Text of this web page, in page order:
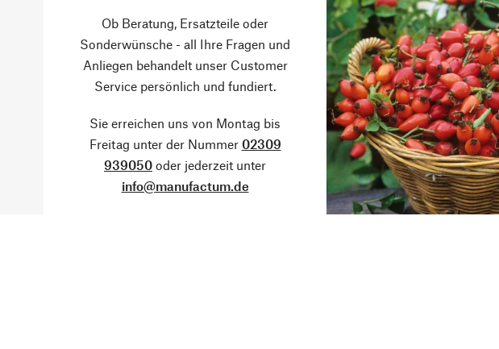
Ob Beratung, Ersatzteile oder
Sonderwünsche - all Ihre Fragen und
Anliegen behandelt unser Customer
Service persönlich und fundiert.
Sie erreichen uns von Montag bis
Freitag unter der Nummer 02309
939050 oder jederzeit unter
info@manufactum.de